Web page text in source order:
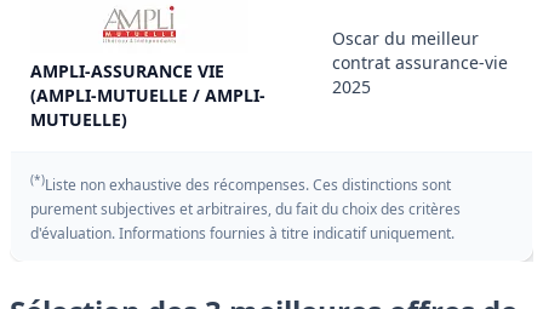
AMPLI-ASSURANCE VIE
(AMPLI-MUTUELLE / AMPLI-
MUTUELLE)
Oscar du meilleur
contrat assurance-vie
2025
(*)Liste non exhaustive des récompenses. Ces distinctions sont
purement subjectives et arbitraires, du fait du choix des critères
d'évaluation. Informations fournies à titre indicatif uniquement.